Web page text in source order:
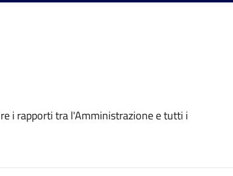
i rapporti tra l'Amministrazione e tutti i